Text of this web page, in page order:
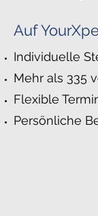
Auf
Individuelle
Mehr als 335
Flexible
Persönliche